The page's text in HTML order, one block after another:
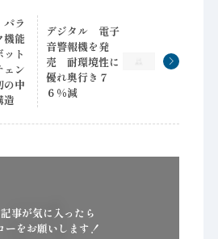
ラ
機能
ト
ェン
中
造
デジタル 電子
音警報機を発
売 耐環境性に
優れ奥行き７
６％減
事が気に入ったら
ーをお願いします！